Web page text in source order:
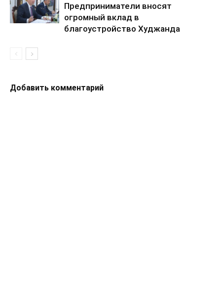
Предприниматели вносят
огромный вклад в
благоустройство Худжанда
Добавить комментарий